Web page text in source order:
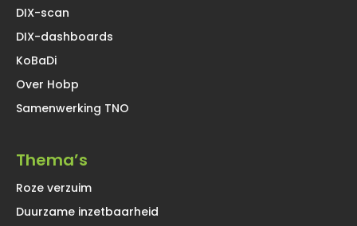
DIX-scan
DIX-dashboards
KoBaDi
Over Hobp
Samenwerking TNO
Thema’s
Roze verzuim
Duurzame inzetbaarheid